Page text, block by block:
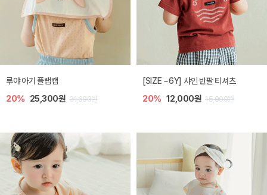
루야 아기 플랩캡
20% 25,300원 31,600원
[SIZE ~6Y] 샤인 반팔 티셔츠
20% 12,000원 15,000원